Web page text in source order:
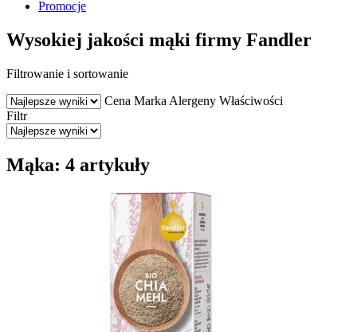
Promocje
Wysokiej jakości mąki firmy Fandler
Filtrowanie i sortowanie
Cena Marka Alergeny Właściwości
Filtr
Mąka: 4 artykuły